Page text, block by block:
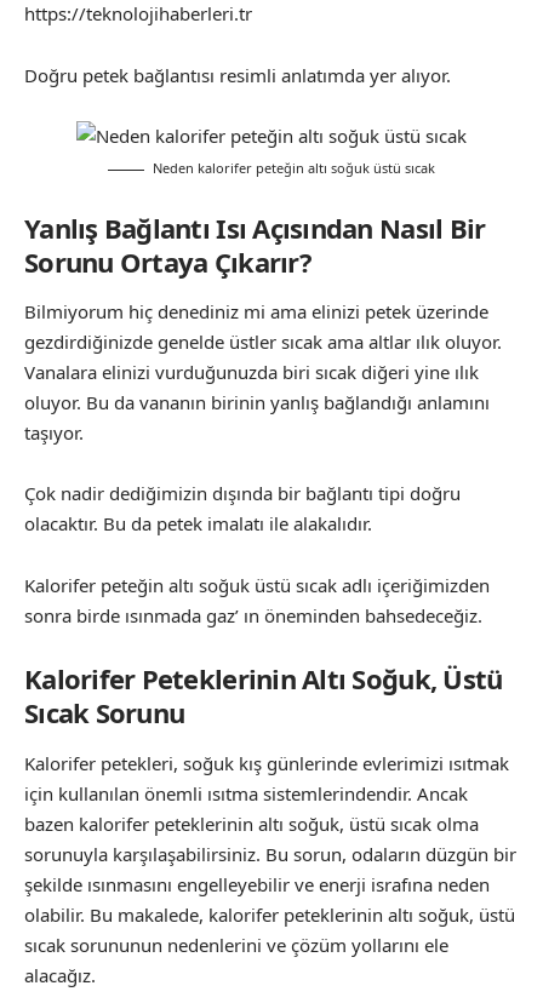
https://teknolojihaberleri.tr
Doğru petek bağlantısı resimli anlatımda yer alıyor.
Neden kalorifer peteğin altı soğuk üstü sıcak
Yanlış Bağlantı Isı Açısından Nasıl Bir
Sorunu Ortaya Çıkarır?
Bilmiyorum hiç denediniz mi ama elinizi petek üzerinde
gezdirdiğinizde genelde üstler sıcak ama altlar ılık oluyor.
Vanalara elinizi vurduğunuzda biri sıcak diğeri yine ılık
oluyor. Bu da vananın birinin yanlış bağlandığı anlamını
taşıyor.
Çok nadir dediğimizin dışında bir bağlantı tipi doğru
olacaktır. Bu da petek imalatı ile alakalıdır.
Kalorifer peteğin altı soğuk üstü sıcak adlı içeriğimizden
sonra birde ısınmada gaz’ ın öneminden bahsedeceğiz.
Kalorifer Peteklerinin Altı Soğuk, Üstü
Sıcak Sorunu
Kalorifer petekleri, soğuk kış günlerinde evlerimizi ısıtmak
için kullanılan önemli ısıtma sistemlerindendir. Ancak
bazen kalorifer peteklerinin altı soğuk, üstü sıcak olma
sorunuyla karşılaşabilirsiniz. Bu sorun, odaların düzgün bir
şekilde ısınmasını engelleyebilir ve enerji israfına neden
olabilir. Bu makalede, kalorifer peteklerinin altı soğuk, üstü
sıcak sorununun nedenlerini ve çözüm yollarını ele
alacağız.